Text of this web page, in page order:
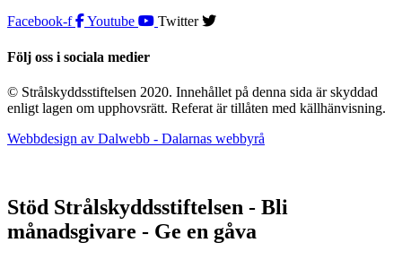
Facebook-f
Youtube Twitter
Följ oss i sociala medier
© Strålskyddsstiftelsen 2020. Innehållet på denna sida är skyddad
enligt lagen om upphovsrätt. Referat är tillåten med källhänvisning.
Webbdesign av Dalwebb - Dalarnas webbyrå
Stöd Strålskyddsstiftelsen - Bli
månadsgivare - Ge en gåva